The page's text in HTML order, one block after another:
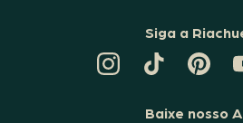
Siga a
TIKTOK
DA DA
Baixe nosso